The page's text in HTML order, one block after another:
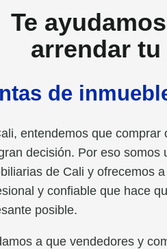
Te
arrendar
de
entendemos que comprar
decisión. Por eso somos
de Cali y ofrecemos
y confiable que hace
posible.
a que vendedores y